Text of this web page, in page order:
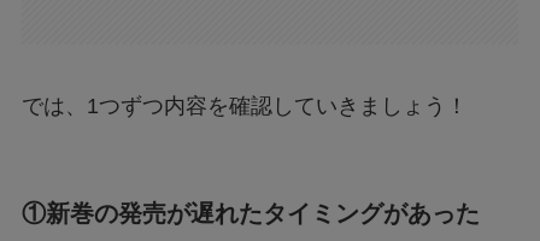
では、1つずつ内容を確認していきましょう！
①新巻の発売が遅れたタイミングがあった